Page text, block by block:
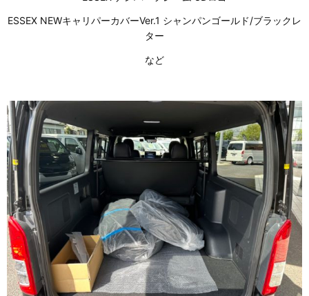
ESSEX NEWキャリパーカバーVer.1 シャンパンゴールド/ブラックレ
ター
など